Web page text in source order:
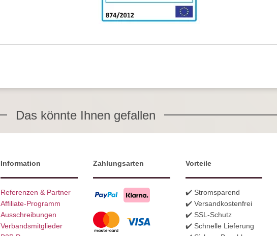
Das könnte Ihnen gefallen
Information
Referenzen & Partner
Affiliate-Programm
Ausschreibungen
Verbandsmitglieder
Zahlungsarten Vorteile
✔️ Stromsparend
✔️ Versandkostenfrei
✔️ SSL-Schutz
✔️ Schnelle Lieferung